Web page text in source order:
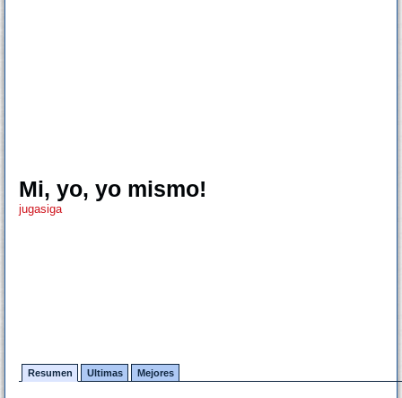
Mi, yo, yo mismo!
jugasiga
Resumen Ultimas Mejores